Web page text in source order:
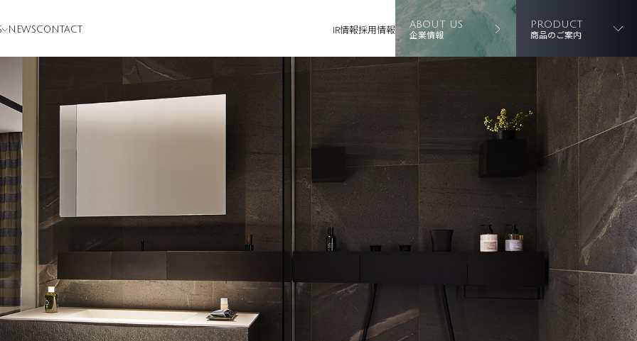
NEWSCONTACT IR情報採用情報 ABOUT US
企業情報
PRODUCT
商品のご案内